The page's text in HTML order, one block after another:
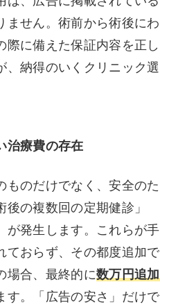
ません。術前から術後にわ
際に備えた保証内容を正し
、納得のいくクリニック選
治療費の存在
ものだけでなく、安全のた
の複数回の定期健診」
が発生します。これらが手
ておらず、その都度追加で
場合、最終的に数万円追加
す。「広告の安さ」だけで